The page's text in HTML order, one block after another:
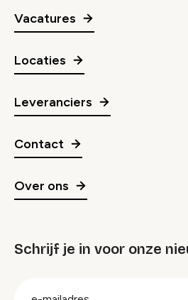
Vacatures
Locaties
Leveranciers
Contact
Over ons
Schrijf je in voor onze